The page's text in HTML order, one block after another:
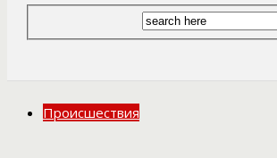
Происшествия